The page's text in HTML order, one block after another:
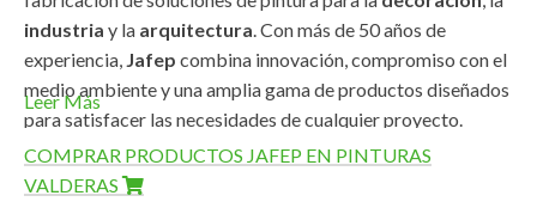
industria y la arquitectura. Con más de 50 años de
experiencia, Jafep combina innovación, compromiso con el
medio ambiente y una amplia gama de productos diseñados
para satisfacer las necesidades de cualquier proyecto.
Amplia Gama de Productos
Leer Más
COMPRAR PRODUCTOS JAFEP EN PINTURAS
VALDERAS